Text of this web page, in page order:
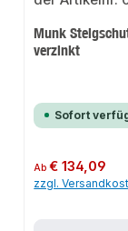
Munk
verzinkt
Sofort
Regulärer Preis:
Ab€ 134,09
zzgl.